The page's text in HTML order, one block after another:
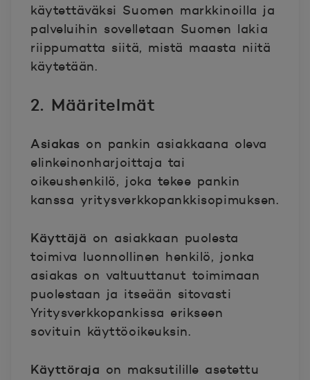
käytettäväksi Suomen markkinoilla ja
palveluihin sovelletaan Suomen lakia
riippumatta siitä, mistä maasta niitä
käytetään.
2. Määritelmät
Asiakas on pankin asiakkaana oleva
elinkeinonharjoittaja tai
oikeushenkilö, joka tekee pankin
kanssa yritysverkkopankkisopimuksen.
Käyttäjä on asiakkaan puolesta
toimiva luonnollinen henkilö, jonka
asiakas on valtuuttanut toimimaan
puolestaan ja itseään sitovasti
Yritysverkkopankissa erikseen
sovituin käyttöoikeuksin.
Käyttöraja on maksutilille asetettu